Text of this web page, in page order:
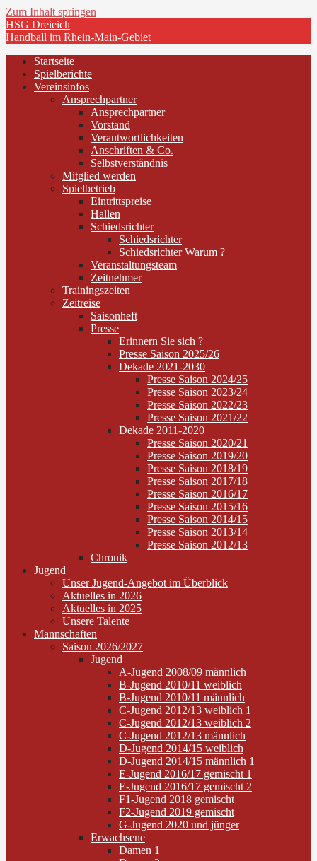
Zum Inhalt springen
HSG Dreieich
Handball im Rhein-Main-Gebiet
Startseite
Spielberichte
Vereinsinfos
Ansprechpartner
Ansprechpartner
Vorstand
Verantwortlichkeiten
Anschriften & Co.
Selbstverständnis
Mitglied werden
Spielbetrieb
Eintrittspreise
Hallen
Schiedsrichter
Schiedsrichter
Schiedsrichter Warum ?
Veranstaltungsteam
Zeitnehmer
Trainingszeiten
Zeitreise
Saisonheft
Presse
Erinnern Sie sich ?
Presse Saison 2025/26
Dekade 2021-2030
Presse Saison 2024/25
Presse Saison 2023/24
Presse Saison 2022/23
Presse Saison 2021/22
Dekade 2011-2020
Presse Saison 2020/21
Presse Saison 2019/20
Presse Saison 2018/19
Presse Saison 2017/18
Presse Saison 2016/17
Presse Saison 2015/16
Presse Saison 2014/15
Presse Saison 2013/14
Presse Saison 2012/13
Chronik
Jugend
Unser Jugend-Angebot im Überblick
Aktuelles in 2026
Aktuelles in 2025
Unsere Talente
Mannschaften
Saison 2026/2027
Jugend
A-Jugend 2008/09 männlich
B-Jugend 2010/11 weiblich
B-Jugend 2010/11 männlich
C-Jugend 2012/13 weiblich 1
C-Jugend 2012/13 weiblich 2
C-Jugend 2012/13 männlich
D-Jugend 2014/15 weiblich
D-Jugend 2014/15 männlich 1
E-Jugend 2016/17 gemischt 1
E-Jugend 2016/17 gemischt 2
F1-Jugend 2018 gemischt
F2-Jugend 2019 gemischt
G-Jugend 2020 und jünger
Erwachsene
Damen 1